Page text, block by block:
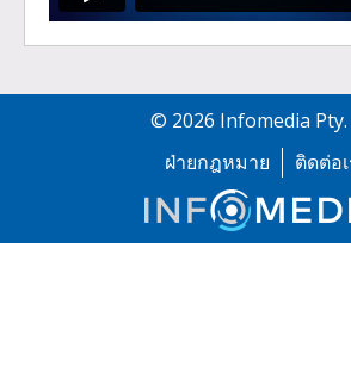
© 2026 Infomedia Pty.
ฝ่ายกฎหมาย
ติดต่อ